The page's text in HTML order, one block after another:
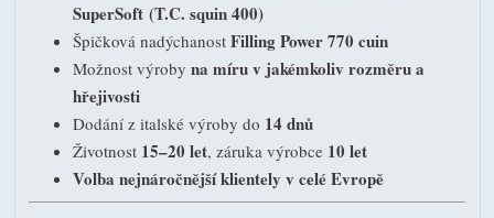
SuperSoft (T.C. squin 400)
Špičková nadýchanost Filling Power 770 cuin
Možnost výroby na míru v jakémkoliv rozměru a
hřejivosti
Dodání z italské výroby do 14 dnů
Životnost 15–20 let, záruka výrobce 10 let
Volba nejnáročnější klientely v celé Evropě